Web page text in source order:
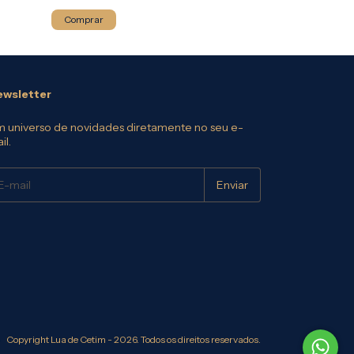
Comprar
universo de novidades diretamente no seu e-
Copyright Lua de Cetim - 2026. Todos os direitos reservados.